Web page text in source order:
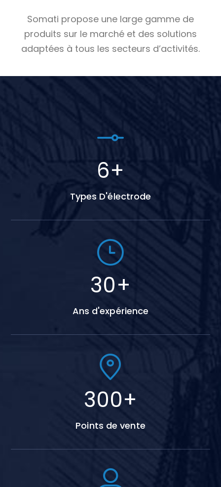
Somati propose une large gamme de
produits sur le marché et des solutions
adaptées à tous les secteurs d’activités.
9+
Types D'électrode
42+
Ans d'expérience
420+
Points de vente